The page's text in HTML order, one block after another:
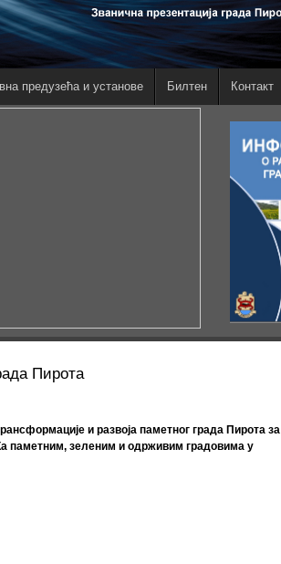
предузећа и установе Билтен Контакт
Пирота
и развоја паметног града Пирота за
паметним, зеленим и одрживим градовима у